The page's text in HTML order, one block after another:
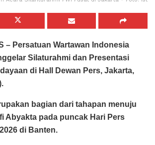
– Persatuan Wartawan Indonesia
Silaturahmi dan Presentasi
di Hall Dewan Pers, Jakarta,
bagian dari tahapan menuju
Abyakta pada puncak Hari Pers
di Banten.